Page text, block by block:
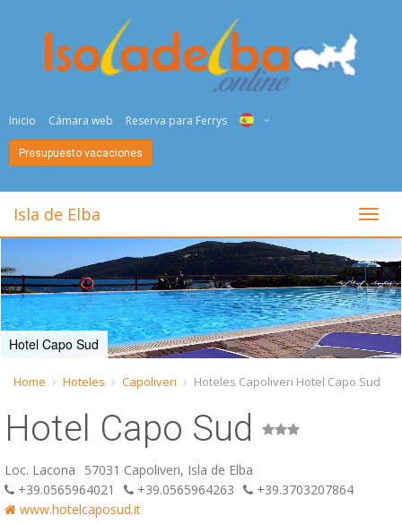
Inicio Cámara web Reserva para Ferrys
DEU
NED
FRA
PYC
DAN
ESP
Presupuesto vacaciones
Isla de Elba
Hotel Capo Sud
Home Hoteles Capoliveri Hoteles Capoliveri Hotel Capo Sud
Hotel Capo Sud
Loc. Lacona
57031 Capoliveri, Isla de Elba
+39.0565964021
+39.0565964263
+39.3703207864
www.hotelcaposud.it